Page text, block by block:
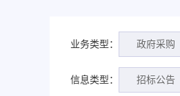
业务类型： 政府采购
信息类型： 招标公告